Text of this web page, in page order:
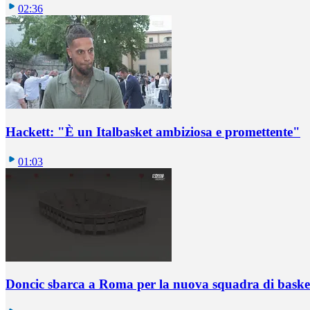
02:36
Hackett: "È un Italbasket ambiziosa e promettente"
01:03
Doncic sbarca a Roma per la nuova squadra di